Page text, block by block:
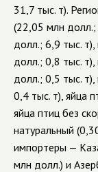
31,7 тыс. т).
(22,05 млн долл.;
долл.; 6,9 тыс.
долл.; 0,8 тыс.
долл.; 0,5 тыс.
0,4 тыс. т), яйца
яйца птиц без
натуральный
импортеры —
млн долл.) и